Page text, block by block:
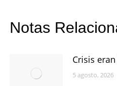
Notas
Crisis
5 agosto, 2026